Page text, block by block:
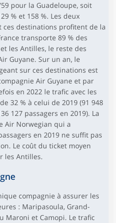
pour la Guadeloupe, soit
% et 158 %. Les deux
ces destinations profitent de la
transporte 89 % des
les Antilles, le reste des
Guyane. Sur un an, le
sur ces destinations est
Air Guyane et par
en 2022 le trafic avec les
32 % à celui de 2019 (91 948
127 passagers en 2019). La
Air Norwegian qui a
en 2019 ne suffit pas
Le coût du ticket moyen
les Antilles.
compagnie à assurer les
: Maripasoula, Grand-
Maroni et Camopi. Le trafic